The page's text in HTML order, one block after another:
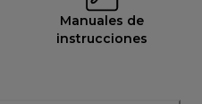
Manuales de
instrucciones